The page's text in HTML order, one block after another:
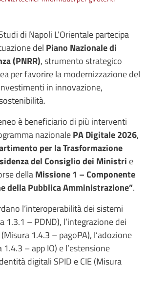
di Napoli L’Orientale partecipa
del Piano Nazionale di
(PNRR), strumento strategico
per favorire la modernizzazione del
in innovazione,
è beneficiario di più interventi
nazionalePA Digitale 2026,
per la Trasformazione
del Consiglio dei Ministri e
dellaMissione 1 – Componente
della Pubblica Amministrazione”.
l’interoperabilità dei sistemi
– PDND), l’integrazione dei
1.4.3 – pagoPA), l’adozione
1.4.3 – app IO) e l’estensione
digitali SPID e CIE (Misura